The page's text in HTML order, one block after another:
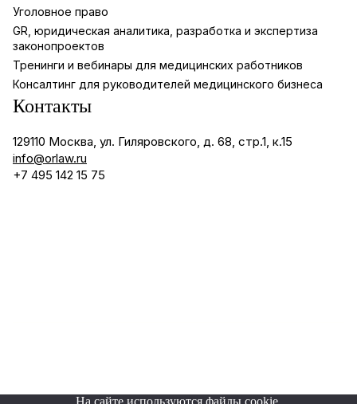
Уголовное право
GR, юридическая аналитика, разработка и экспертиза
законопроектов
Тренинги и вебинары для медицинских работников
Консалтинг для руководителей медицинского бизнеса
Контакты
129110 Москва, ул. Гиляровского, д. 68, стр.1, к.15
info@orlaw.ru
+7 495 142 15 75
На сайте используются файлы cookie.